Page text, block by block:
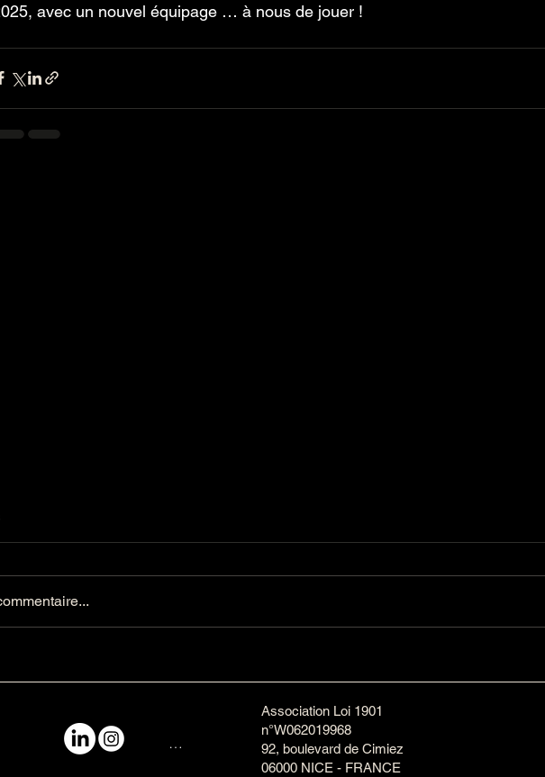
avec un nouvel équipage … à nous de jouer !
de la Côte d’Azur
EUR (€)
Association Loi 1901
n°W062019968
92, boulevard de Cimiez
06000 NICE - FRANCE